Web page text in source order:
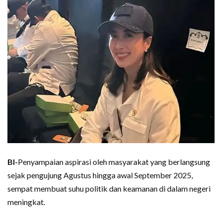
BI-Penyampaian aspirasi oleh masyarakat yang berlangsung
sejak pengujung Agustus hingga awal September 2025,
sempat membuat suhu politik dan keamanan di dalam negeri
meningkat.